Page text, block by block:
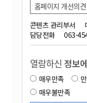
콘텐츠 관리부서
담당전화
063-
홈페이지 개선의견
열람하신 정보
매우만족
매우불만족